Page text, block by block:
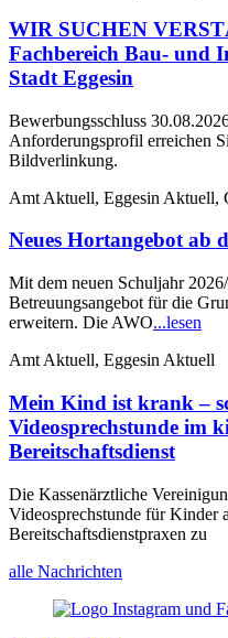
WIR SUCHEN
Fachbereich Bau- und
Stadt Eggesin
Bewerbungsschluss
Anforderungsprofil erreichen
Bildverlinkung.
Amt Aktuell, Eggesin Aktuell,
Neues Hortangebot ab
Mit dem neuen Schuljahr
Betreuungsangebot für die
erweitern. Die AWO...lesen
Amt Aktuell, Eggesin Aktuell
Mein Kind ist krank –
Videosprechstunde im
Bereitschaftsdienst
Die Kassenärztliche
Videosprechstunde für Kinder
Bereitschaftsdienstpraxen zu
alle Nachrichten